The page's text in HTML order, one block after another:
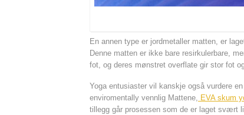
En annen type er jordmetaller matten, er
Denne matten er ikke bare resirkulerbare,
fot, og deres mønstret overflate gir stor fot
Yoga entusiaster vil kanskje også vurdere
enviromentally vennlig Mattene,
EVA skum
tillegg går prosessen som de er laget svært